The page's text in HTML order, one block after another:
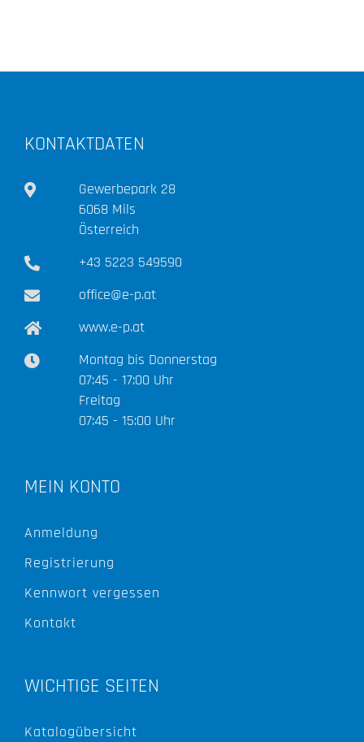
KONTAKTDATEN
Gewerbepark 28
6068 Mils
Österreich
+43 5223 549590
office@e-p.at
www.e-p.at
Montag bis Donnerstag
07:45 - 17:00 Uhr
Freitag
07:45 - 15:00 Uhr
MEIN KONTO
Anmeldung
Registrierung
Kennwort vergessen
Kontakt
WICHTIGE SEITEN
Katalogübersicht